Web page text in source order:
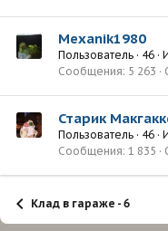
Mexanik1980
Пользователь · 46 ·
Сообщения 5 263
Старик
Пользователь · 46 ·
Сообщения 1 835
Клад в гараже - 6